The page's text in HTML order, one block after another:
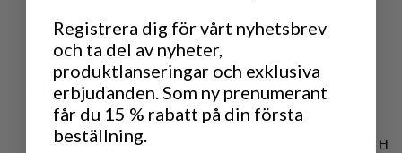
u kanske också gillar
Secura Safety System
Web Skate
Registrera dig för vårt nyhetsbrev
och ta del av nyheter,
produktlanseringar och exklusiva
erbjudanden. Som ny prenumerant
får du 15 % rabatt på din första
beställning.